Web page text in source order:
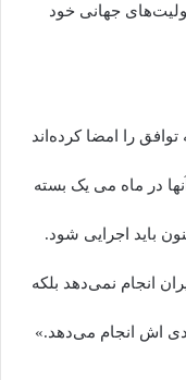
جهانی خود
را امضا کرده‌اند
در ماه می یک بسته
باید اجرایی شود.
انجام نمی‌دهد بلکه
اش انجام می‌دهد.»